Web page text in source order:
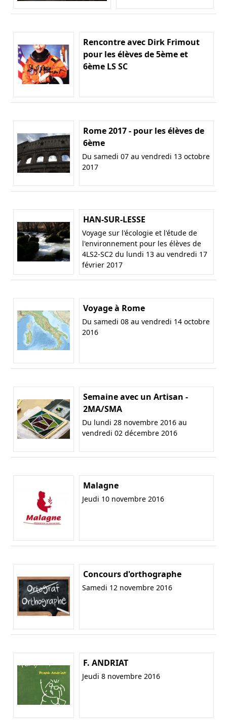
Rencontre avec Dirk Frimout
pour les élèves de 5ème et
6ème LS SC
Rome 2017 - pour les élèves de
6ème
Du samedi 07 au vendredi 13 octobre
2017
HAN-SUR-LESSE
Voyage sur l'écologie et l'étude de
l'environnement pour les élèves de
4LS2-SC2 du lundi 13 au vendredi 17
février 2017
Voyage à Rome
Du samedi 08 au vendredi 14 octobre
2016
Semaine avec un Artisan -
2MA/SMA
Du lundi 28 novembre 2016 au
vendredi 02 décembre 2016
Malagne
Jeudi 10 novembre 2016
Concours d'orthographe
Samedi 12 novembre 2016
F. ANDRIAT
Jeudi 8 novembre 2016